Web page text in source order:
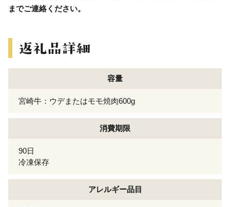
までご連絡ください。
容量
宮崎牛：ウデまたはモモ焼肉600g
消費期限
90日
冷凍保存
アレルギー品目